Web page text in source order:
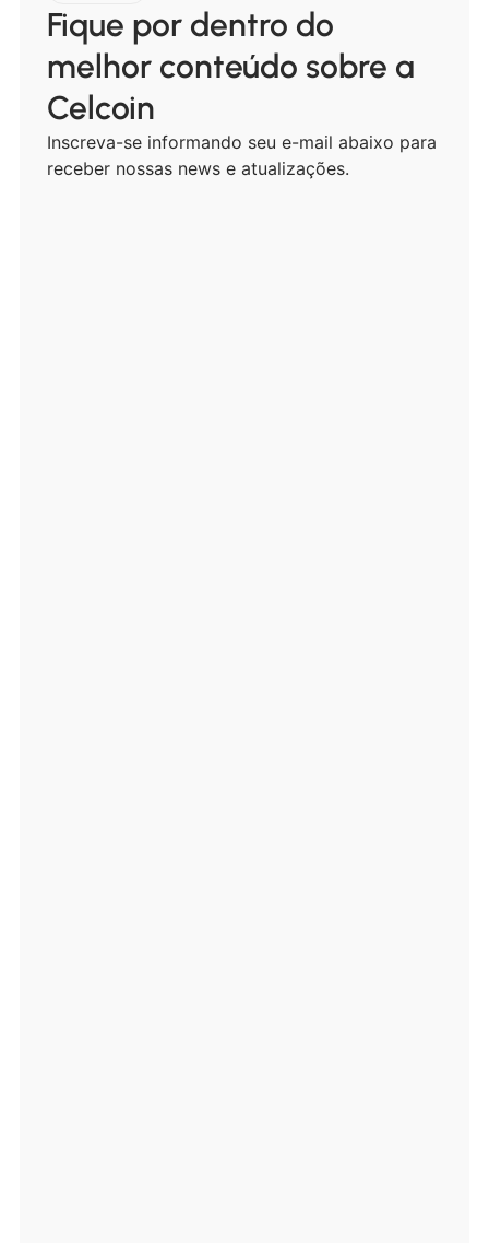
Fique por dentro do
melhor conteúdo sobre a
Celcoin
Inscreva-se informando seu e-mail abaixo para
receber nossas news e atualizações.